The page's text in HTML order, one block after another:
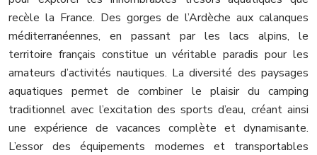
recèle la France. Des gorges de l’Ardèche aux calanques
méditerranéennes, en passant par les lacs alpins, le
territoire français constitue un véritable paradis pour les
amateurs d’activités nautiques. La diversité des paysages
aquatiques permet de combiner le plaisir du camping
traditionnel avec l’excitation des sports d’eau, créant ainsi
une expérience de vacances complète et dynamisante.
L’essor des équipements modernes et transportables